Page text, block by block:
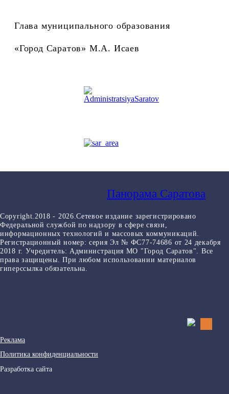
Глава муниципального образования
«Город Саратов» М.А. Исаев
Панорама Саратова
Copyright.2018 - 2026.Сетевое издание зарегистрировано
Федеральной службой по надзору в сфере связи,
информационных технологий и массовых коммуникаций.
Регистрационный номер: серия Эл № ФС77-74686 от 24 декабря
2018 г. Учредитель: Администрация МО "Город Саратов". Все
права защищены. При любом использовании материалов
гиперссылка обязательна.
Реклама
Политика конфиденциальности
Разработка сайта